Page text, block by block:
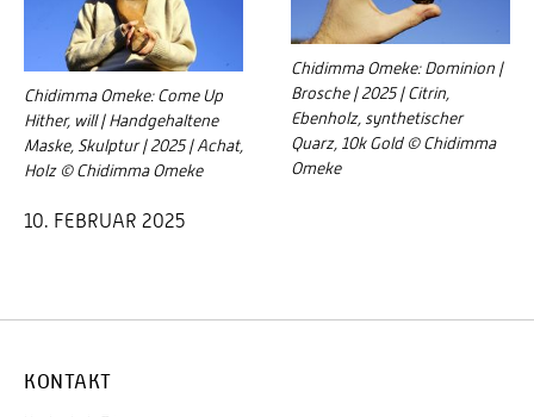
Chidimma Omeke: Come Up
Hither, will | Handgehaltene
Maske, Skulptur | 2025 | Achat,
Holz © Chidimma Omeke
Chidimma Omeke: Dominion |
Brosche | 2025 | Citrin,
Ebenholz, synthetischer
Quarz, 10k Gold © Chidimma
Omeke
10. FEBRUAR 2025
KONTAKT